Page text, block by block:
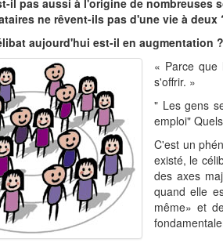
il pas aussi à l'origine de nombreuses
ne rêvent-ils pas d'une vie à deux
aujourd'hui est-il en augmentation ?
« Parce que
s'offrir. »
" Les gens
emploi"
C'est un
existé, le
des axes
quand elle
même» et